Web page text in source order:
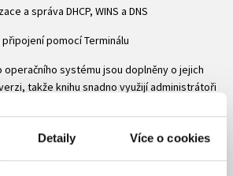
Detaily Více o cookies
a správa DHCP, WINS a DNS
pomocí Terminálu
operačního systému jsou doplněny o jejich
takže knihu snadno využijí administrátoři
administrátora se vyznačují snadnou